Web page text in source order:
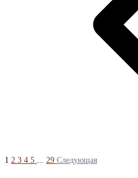
1 2 3 4 5 ... 29 Следующая